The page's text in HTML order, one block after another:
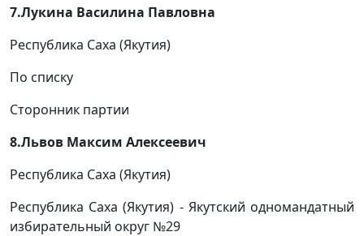
7.Лукина Василина Павловна
Республика Саха (Якутия)
По списку
Сторонник партии
8.Львов Максим Алексеевич
Республика Саха (Якутия)
Республика Саха (Якутия) - Якутский одномандатный
избирательный округ №29